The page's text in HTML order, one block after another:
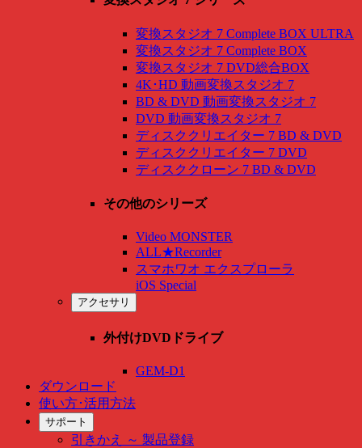
変換スタジオ 7 Complete BOX ULTRA
変換スタジオ 7 Complete BOX
変換スタジオ 7 DVD総合BOX
4K･HD 動画変換スタジオ 7
BD & DVD 動画変換スタジオ 7
DVD 動画変換スタジオ 7
ディスククリエイター 7 BD & DVD
ディスククリエイター 7 DVD
ディスククローン 7 BD & DVD
その他のシリーズ
Video MONSTER
ALL★Recorder
スマホワオ エクスプローラ
iOS Special
アクセサリ
外付けDVDドライブ
GEM-D1
ダウンロード
使い方･活用方法
サポート
引きかえ ～ 製品登録